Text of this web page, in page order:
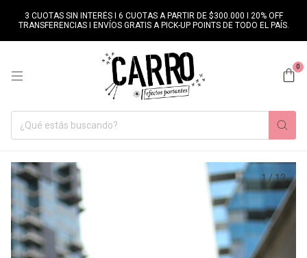
3 CUOTAS SIN INTERÉS I 6 CUOTAS A PARTIR DE $300.000 I 20% OFF
TRANSFERENCIAS I ENVÍOS GRATIS A PICK-UP POINTS DE TODO EL PAÍS.
0
1/12